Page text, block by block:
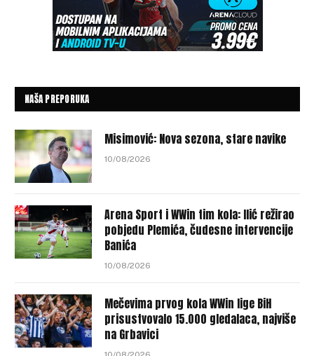
NAŠA PREPORUKA
Misimović: Nova sezona, stare navike
10/08/2026
Arena Sport i WWin tim kola: Ilić režirao
pobjedu Plemića, čudesne intervencije
Banića
10/08/2026
Mečevima prvog kola WWin lige BiH
prisustvovalo 15.000 gledalaca, najviše
na Grbavici